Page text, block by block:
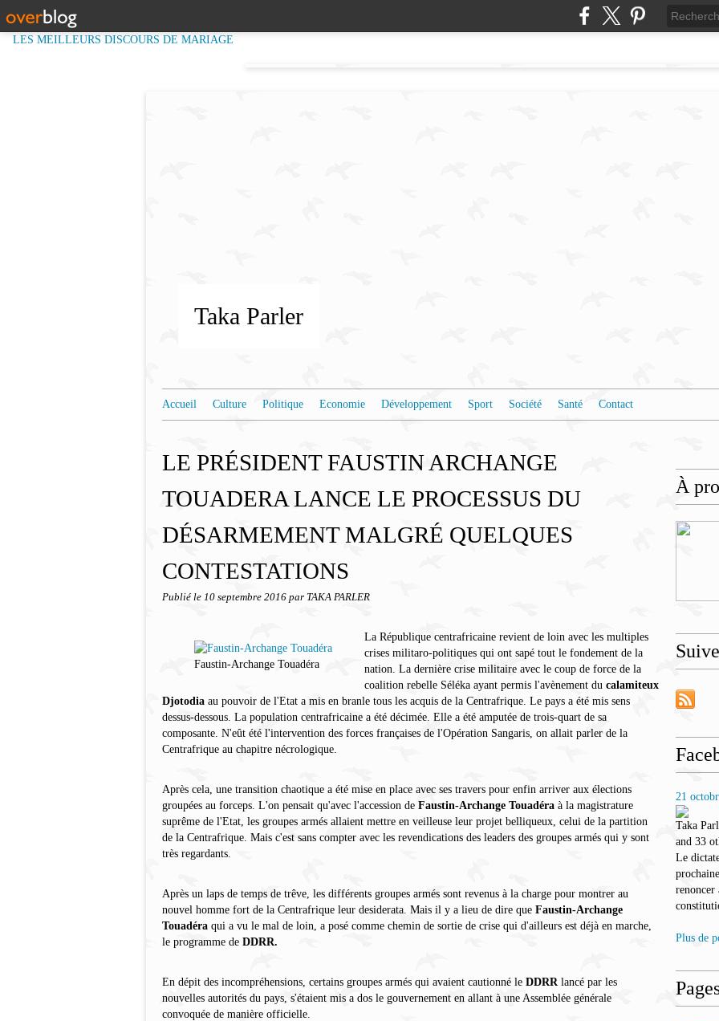
LES MEILLEURS DISCOURS DE MARIAGE
Taka Parler
Accueil Culture Politique Economie Développement Sport Société Santé Contact
LE PRÉSIDENT FAUSTIN ARCHANGE
TOUADERA LANCE LE PROCESSUS DU
DÉSARMEMENT MALGRÉ QUELQUES
CONTESTATIONS
Publié le 10 septembre 2016 par TAKA PARLER
Faustin-Archange Touadéra
La République centrafricaine revient de loin avec les multiples
crises militaro-politiques qui ont sapé tout le fondement de la
nation. La dernière crise militaire avec le coup de force de la
coalition rebelle Séléka ayant permis l'avènement du calamiteux
Djotodia au pouvoir de l'Etat a mis en branle tous les acquis de la Centrafrique. Le pays a été mis sens
dessus-dessous. La population centrafricaine a été décimée. Elle a été amputée de trois-quart de sa
composante. N'eût été l'intervention des forces françaises de l'Opération Sangaris, on allait parler de la
Centrafrique au chapitre nécrologique.
Après cela, une transition chaotique a été mise en place avec ses travers pour enfin arriver aux élections
groupées au forceps. L'on pensait qu'avec l'accession de Faustin-Archange Touadéra à la magistrature
suprême de l'Etat, les groupes armés allaient mettre en veilleuse leur projet belliqueux, celui de la partition
de la Centrafrique. Mais c'est sans compter avec les revendications des leaders des groupes armés qui y sont
très regardants.
Après un laps de temps de trêve, les différents groupes armés sont revenus à la charge pour montrer au
nouvel homme fort de la Centrafrique leur desiderata. Mais il y a lieu de dire que Faustin-Archange
Touadéra qui a vu le mal de loin, a posé comme chemin de sortie de crise qui d'ailleurs est déjà en marche,
le programme de DDRR.
En dépit des incompréhensions, certains groupes armés qui avaient cautionné le DDRRlancé par les
nouvelles autorités du pays, s'étaient mis a dos le gouvernement en allant à une Assemblée générale
convoquée de manière officielle.
À
21
Taka
and 33
Le
renoncer
Plus de